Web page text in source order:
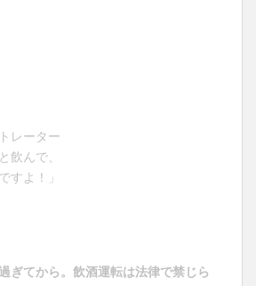
レーター
飲んで、
すよ！」
ぎてから。飲酒運転は法律で禁じら